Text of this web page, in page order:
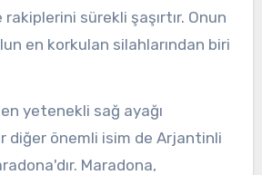
sürekli şaşırtır. Onun
en korkulan silahlarından biri
yetenekli sağ ayağı
diğer önemli isim de Arjantinli
Maradona,